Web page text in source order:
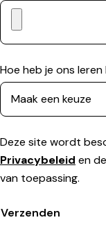
Hoe heb je ons leren
Deze site wordt
Privacybeleid en de
van toepassing.
Verzenden